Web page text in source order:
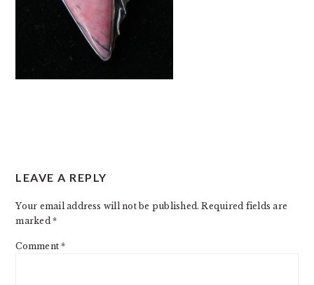
INTERACTIONS
LEAVE A REPLY
Your email address will not be published. Required fields are
marked*
Comment*